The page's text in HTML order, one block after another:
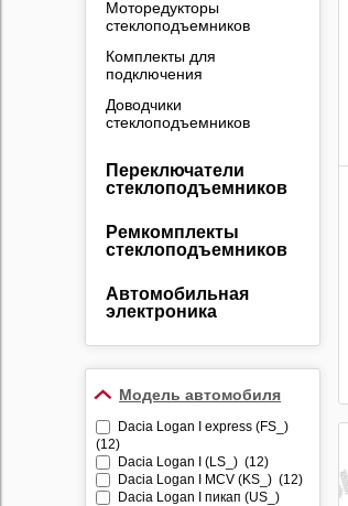
Моторедукторы
стеклоподъемников
Комплекты для
подключения
Доводчики
стеклоподъемников
Переключатели
стеклоподъемников
Ремкомплекты
стеклоподъемников
Автомобильная
электроника
Противоугонные
устройства
Видеорегистраторы
Радар-детекторы
Комбо-устройства
Парктроники
Модель автомобиля
Dacia Logan I express (FS_)
(12)
Dacia Logan I (LS_) (12)
Dacia Logan I MCV (KS_) (12)
Dacia Logan I пикап (US_)